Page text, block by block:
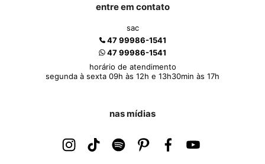
entre em contato
sac
47 99986-1541
47 99986-1541
horário de atendimento
segunda à sexta 09h às 12h e 13h30min às 17h
nas mídias